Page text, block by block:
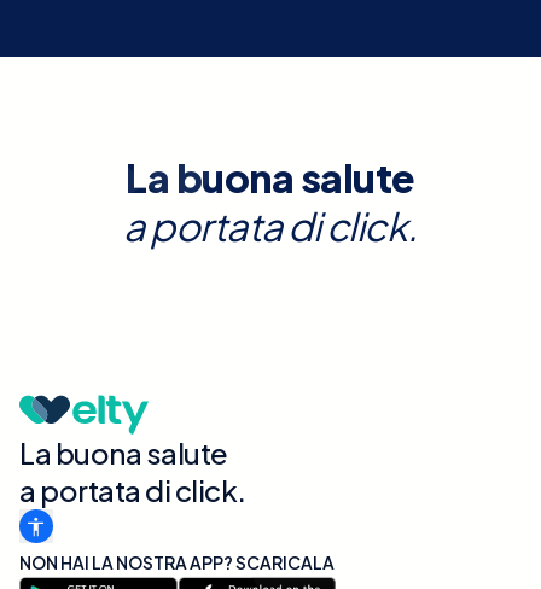
La buona salute
a portata di click.
La buona salute
a portata di click.
NON HAI LA NOSTRA APP? SCARICALA